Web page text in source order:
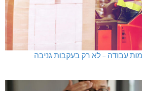
עבודה – לא רק בעקבות גניבה